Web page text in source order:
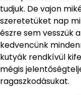
tudjuk. De vajon
szeretetüket nap
észre sem vesszük
kedvencünk
kutyák rendkívül
mégis
ragaszkodásukat.